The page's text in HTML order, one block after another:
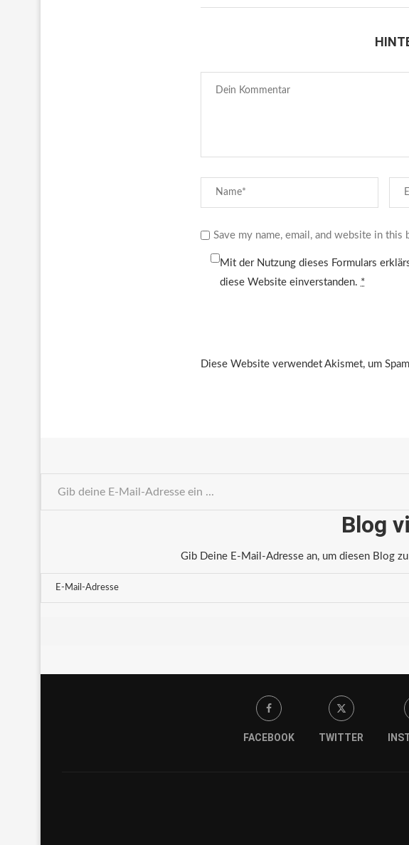
Save my name, email, and website in
Mit der Nutzung dieses Formulars
diese Website einverstanden. *
Diese Website verwendet Akismet, um
Blog
Gib Deine E-Mail-Adresse an, um diesen Blog
FACEBOOK TWITTER